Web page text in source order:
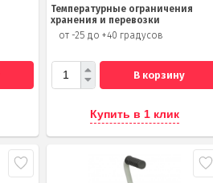
Температурные ограничения
хранения и перевозки
от -25 до +40 градусов
В корзину
Купить в 1 клик